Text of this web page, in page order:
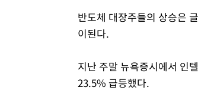
반도체 대장주들의 상승은
이된다.
지난 주말 뉴욕증시에서 인
23.5% 급등했다.